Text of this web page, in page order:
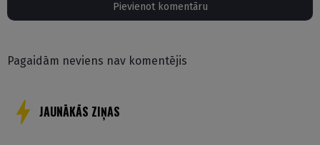
Pievienot komentāru
Pagaidām neviens nav komentējis
JAUNĀKĀS ZIŅAS